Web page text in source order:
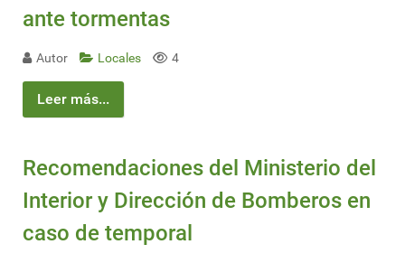
ante tormentas
Autor Locales 4
Leer más...
Recomendaciones del Ministerio del
Interior y Dirección de Bomberos en
caso de temporal